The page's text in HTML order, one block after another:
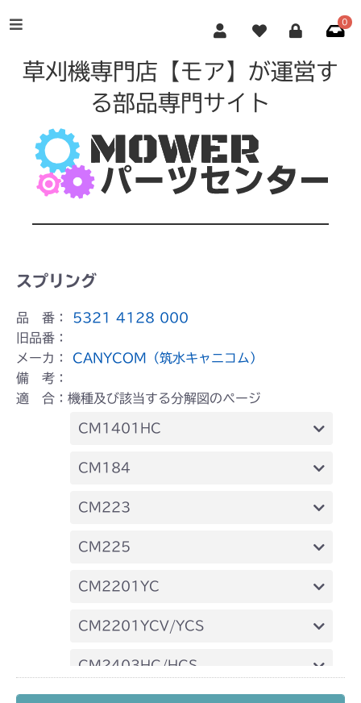
0
草刈機専門店【モア】が運営す
る部品専門サイト
スプリング
品 番：
5321 4128 000
旧品番：
メーカ： CANYCOM（筑水キャニコム）
備 考：
適 合：機種及び該当する分解図のページ
CM1401HC
本体 FIG26 刈刃カバー
CM184
本体 FIG33 刈刃カバー
CM223
本体 FIG31 刈刃カバー
CM225
本体 FIG40 刈刃カバー
CM2201YC
本体 FIG27 刈刃カバー
CM2201YCV/YCS
本体 FIG28 刈刃カバー
CM2403HC/HCS